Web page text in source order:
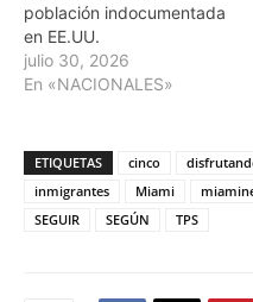
población indocumentada
en EE.UU.
julio 30, 2026
En «NACIONALES»
ETIQUETAS cinco
inmigrantes
Miami
SEGUIR
SEGÚN TPS